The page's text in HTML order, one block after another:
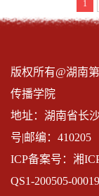
1
版权所有@湖南
传播学院
地址：湖南省长
号|邮编：410205
ICP备案号：湘
QS1-200505-